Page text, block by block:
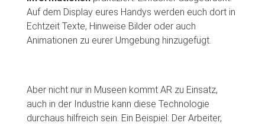
Auf dem Display eures Handys werden euch dort in
Echtzeit Texte, Hinweise Bilder oder auch
Animationen zu eurer Umgebung hinzugefügt.
Aber nicht nur in Museen kommt AR zu Einsatz,
auch in der Industrie kann diese Technologie
durchaus hilfreich sein. Ein Beispiel: Der Arbeiter,